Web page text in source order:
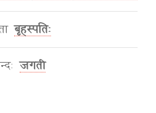
बृहस्पतिः
जगती